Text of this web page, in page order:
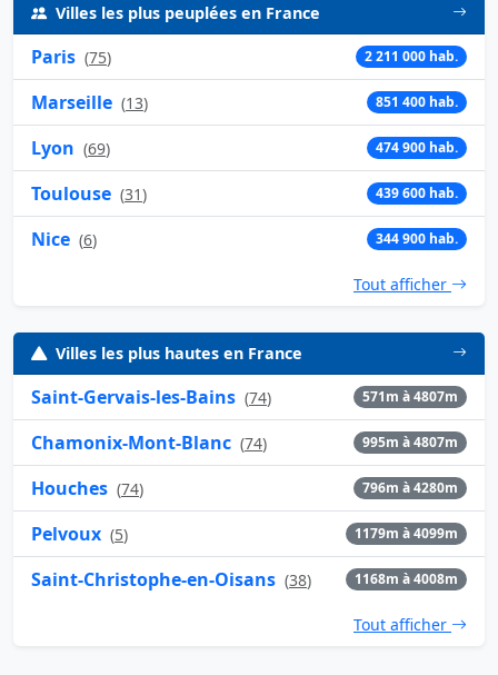
Villes les plus peuplées en France
Paris (75) 2 211 000 hab.
Marseille (13) 851 400 hab.
Lyon (69) 474 900 hab.
Toulouse (31) 439 600 hab.
Nice (6) 344 900 hab.
Tout afficher
Villes les plus hautes en France
Saint-Gervais-les-Bains (74) 571m à 4807m
Chamonix-Mont-Blanc (74) 995m à 4807m
Houches (74) 796m à 4280m
Pelvoux (5) 1179m à 4099m
Saint-Christophe-en-Oisans (38) 1168m à 4008m
Tout afficher